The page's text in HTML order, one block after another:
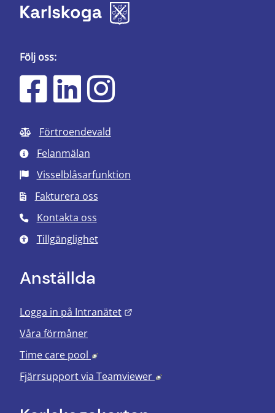
Följ oss:
Förtroendevald
Felanmälan
Visselblåsarfunktion
Fakturera oss
Kontakta oss
Tillgänglighet
Anställda
Logga in på Intranätet
Våra förmåner
Time care pool
Länk till annan webbplats, öppnas i
Fjärrsupport via Teamviewer Länk till annan